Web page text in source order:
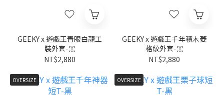
GEEKY x 遊戲王青眼白龍工
裝外套-黑
NT$2,880
GEEKY x 遊戲王千年積木菱
格紋外套-黑
NT$2,880
OVERSIZE OVERSIZE